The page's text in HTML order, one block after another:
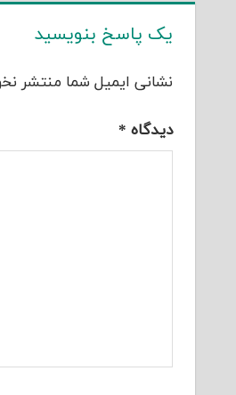
یک پاسخ بنویسید
نشانی ایمیل شما منتشر
دیدگاه *